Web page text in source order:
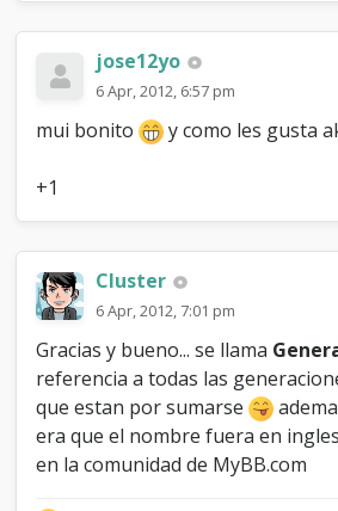
jose12yo
6 Apr, 2012, 6:57 pm
mui bonito y como les gusta
+1
Cluster
6 Apr, 2012, 7:01 pm
Gracias y bueno... se llama
referencia a todas las
que estan por sumarse
era que el nombre fuera en
en la comunidad de MyBB.com